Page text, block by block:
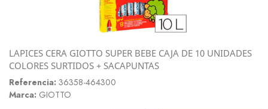
LAPICES CERA GIOTTO SUPER BEBE CAJA DE 10 UNIDADES
COLORES SURTIDOS + SACAPUNTAS
Referencia: 36358-464300
Marca: GIOTTO